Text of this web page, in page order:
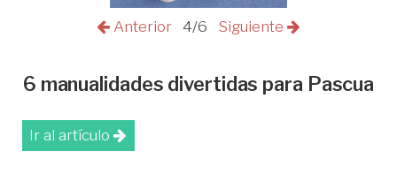
Anterior 4/6 Siguiente
6 manualidades divertidas para Pascua
Ir al artículo